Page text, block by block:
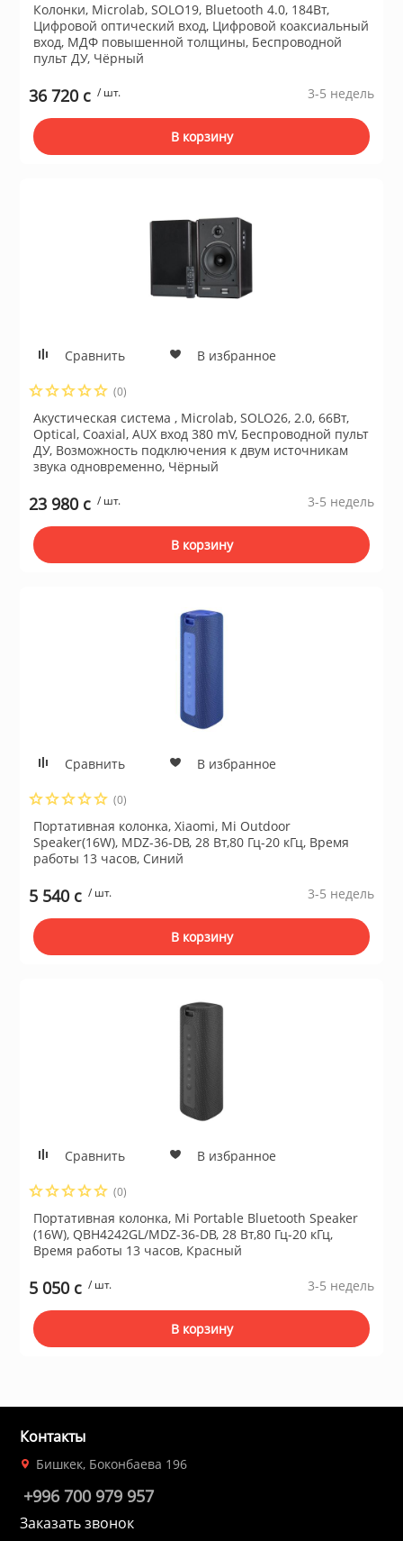
Колонки, Microlab, SOLO19, Bluetooth 4.0, 184Вт,
Цифровой оптический вход, Цифровой коаксиальный
вход, МДФ повышенной толщины, Беспроводной
пульт ДУ, Чёрный
36 720 c / шт. 3-5 недель
В корзину
Сравнить В избранное
(0)
Акустическая система , Microlab, SOLO26, 2.0, 66Вт,
Optical, Coaxial, AUX вход 380 mV, Беспроводной пульт
ДУ, Возможность подключения к двум источникам
звука одновременно, Чёрный
23 980 c / шт. 3-5 недель
В корзину
Сравнить В избранное
(0)
Портативная колонка, Xiaomi, Mi Outdoor
Speaker(16W), MDZ-36-DB, 28 Вт,80 Гц-20 кГц, Время
работы 13 часов, Синий
5 540 c / шт. 3-5 недель
В корзину
Сравнить В избранное
(0)
Портативная колонка, Mi Portable Bluetooth Speaker
(16W), QBH4242GL/MDZ-36-DB, 28 Вт,80 Гц-20 кГц,
Время работы 13 часов, Красный
5 050 c / шт. 3-5 недель
В корзину
Контакты
Бишкек, Боконбаева 196
+996 700 979 957
Заказать звонок